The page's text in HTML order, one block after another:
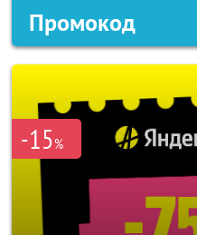
Промокод
-15%